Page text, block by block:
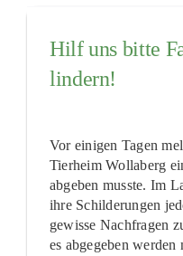
Hilf uns bitte
lindern!
Vor einigen Tagen
Tierheim Wollaberg
abgeben musste. Im
ihre Schilderungen
gewisse Nachfragen
es abgegeben werden